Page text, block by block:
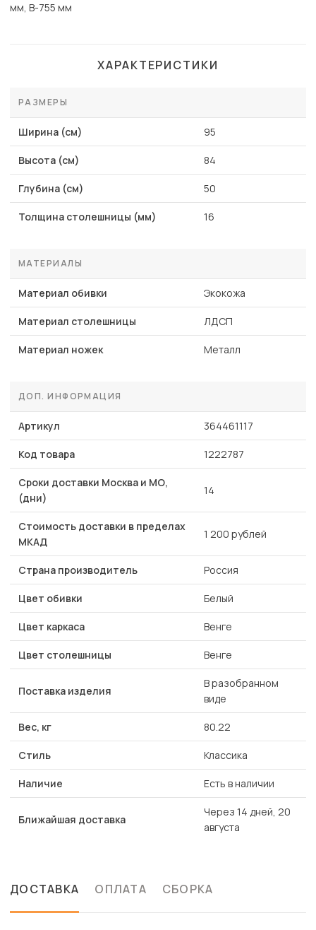
мм, В-755 мм
ХАРАКТЕРИСТИКИ
РАЗМЕРЫ
Ширина (см) 95
Высота (см) 84
Глубина (см) 50
Толщина столешницы (мм) 16
МАТЕРИАЛЫ
Материал обивки Экокожа
Материал столешницы ЛДСП
Материал ножек Металл
ДОП. ИНФОРМАЦИЯ
Артикул 364461117
Код товара 1222787
Сроки доставки Москва и МО,
(дни)
14
Стоимость доставки в пределах
МКАД
1 200 рублей
Страна производитель Россия
Цвет обивки Белый
Цвет каркаса Венге
Цвет столешницы Венге
Поставка изделия
В разобранном
виде
Вес, кг 80.22
Стиль Классика
Наличие Есть в наличии
Ближайшая доставка
Через 14 дней, 20
августа
ДОСТАВКА ОПЛАТА СБОРКА